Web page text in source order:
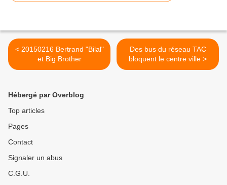
< 20150216 Bertrand "Bilal"
et Big Brother
Des bus du réseau TAC
bloquent le centre ville >
Hébergé par Overblog
Top articles
Pages
Contact
Signaler un abus
C.G.U.